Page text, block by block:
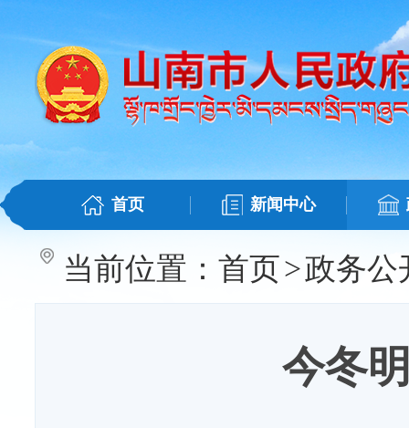
首页 新闻中心
当前位置： 首页>政务公
今冬